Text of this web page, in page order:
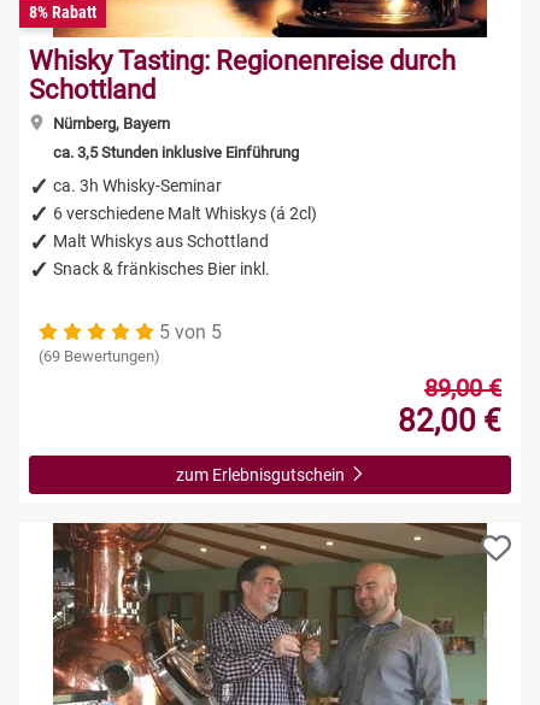
8% Rabatt
Whisky Tasting: Regionenreise durch
Schottland
Nürnberg, Bayern
ca. 3,5 Stunden inklusive Einführung
ca. 3h Whisky-Seminar
6 verschiedene Malt Whiskys (á 2cl)
Malt Whiskys aus Schottland
Snack & fränkisches Bier inkl.
5 von 5
(69 Bewertungen)
89,00 €
82,00 €
zum Erlebnisgutschein